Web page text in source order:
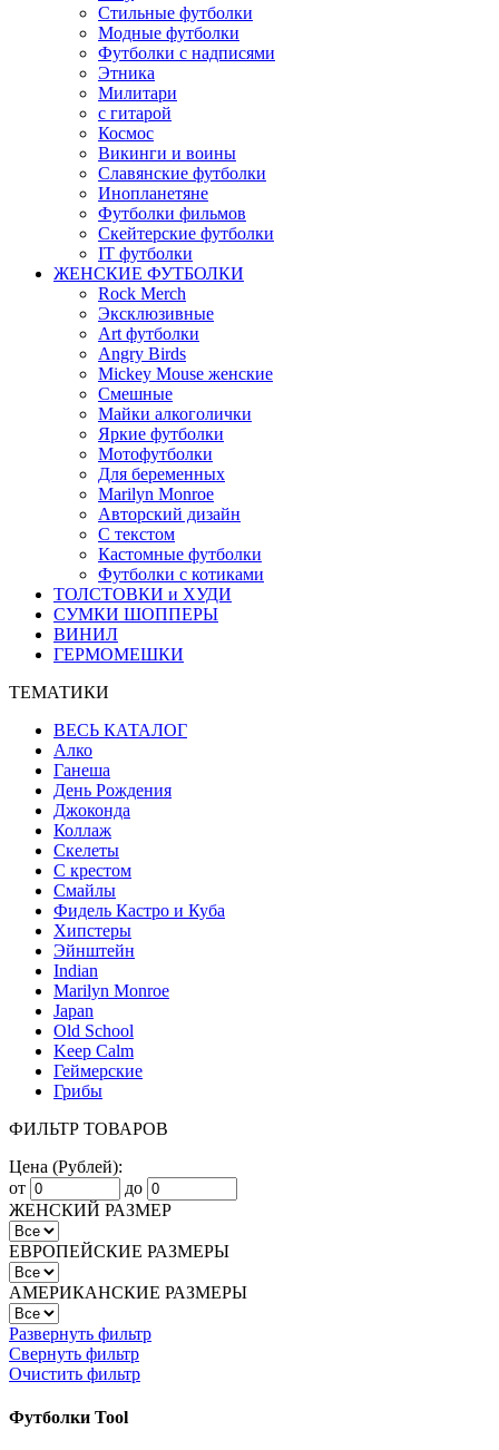
Стильные футболки
Модные футболки
Футболки с надписями
Этника
Милитари
с гитарой
Космос
Викинги и воины
Славянские футболки
Инопланетяне
Футболки фильмов
Скейтерские футболки
IT футболки
ЖЕНСКИЕ ФУТБОЛКИ
Rock Merch
Эксклюзивные
Art футболки
Angry Birds
Mickey Mouse женские
Смешные
Майки алкоголички
Яркие футболки
Мотофутболки
Для беременных
Marilyn Monroe
Авторский дизайн
С текстом
Кастомные футболки
Футболки с котиками
ТОЛСТОВКИ и ХУДИ
СУМКИ ШОППЕРЫ
ВИНИЛ
ГЕРМОМЕШКИ
ТЕМАТИКИ
ВЕСЬ КАТАЛОГ
Алко
Ганеша
День Рождения
Джоконда
Коллаж
Скелеты
С крестом
Смайлы
Фидель Кастро и Куба
Хипстеры
Эйнштейн
Indian
Marilyn Monroe
Japan
Old School
Keep Calm
Геймерские
Грибы
ФИЛЬТР ТОВАРОВ
Цена (Рублей):
от
до
ЖЕНСКИЙ РАЗМЕР
ЕВРОПЕЙСКИЕ РАЗМЕРЫ
АМЕРИКАНСКИЕ РАЗМЕРЫ
Развернуть фильтр
Свернуть фильтр
Очистить фильтр
Футболки Tool